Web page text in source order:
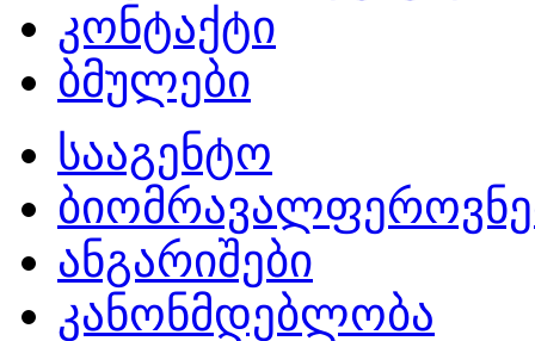
კონტაქტი
ბმულები
სააგენტო
ანგარიშები
კანონმდებლობა